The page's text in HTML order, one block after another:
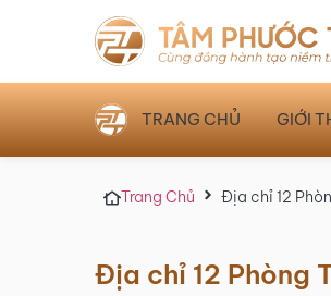
TRANG CHỦ GIỚI
Trang Chủ Địa chỉ 12
Địa chỉ 12 Phòng